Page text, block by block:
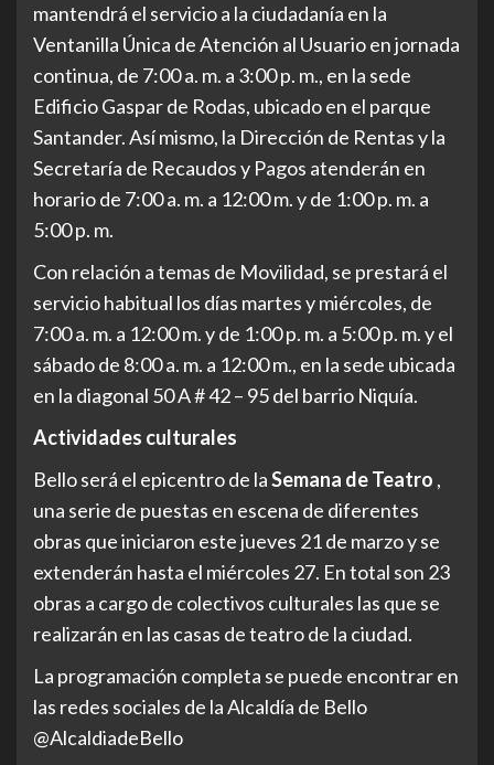
mantendrá el servicio a la ciudadanía en la
Ventanilla Única de Atención al Usuario en jornada
continua, de 7:00 a. m. a 3:00 p. m., en la sede
Edificio Gaspar de Rodas, ubicado en el parque
Santander. Así mismo, la Dirección de Rentas y la
Secretaría de Recaudos y Pagos atenderán en
horario de 7:00 a. m. a 12:00 m. y de 1:00 p. m. a
5:00 p. m.
Con relación a temas de Movilidad, se prestará el
servicio habitual los días martes y miércoles, de
7:00 a. m. a 12:00 m. y de 1:00 p. m. a 5:00 p. m. y el
sábado de 8:00 a. m. a 12:00 m., en la sede ubicada
en la diagonal 50 A # 42 – 95 del barrio Niquía.
Actividades culturales
Bello será el epicentro de laSemana de Teatro ,
una serie de puestas en escena de diferentes
obras que iniciaron este jueves 21 de marzo y se
extenderán hasta el miércoles 27. En total son 23
obras a cargo de colectivos culturales las que se
realizarán en las casas de teatro de la ciudad.
La programación completa se puede encontrar en
las redes sociales de la Alcaldía de Bello
@AlcaldiadeBello